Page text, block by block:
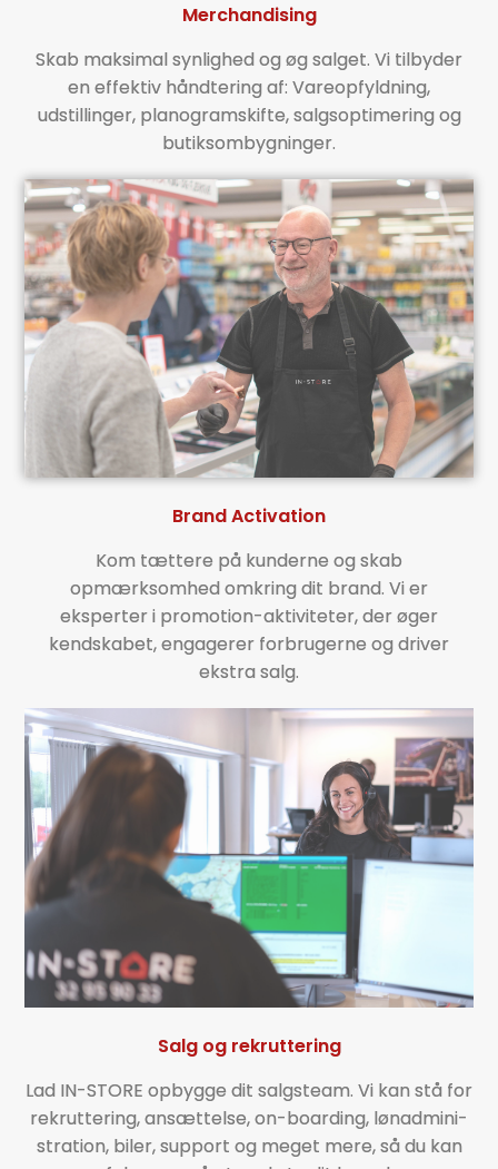
Merchandising
Skab maksimal synlighed og øg salget. Vi tilbyder
en effektiv håndtering af: Vareopfyldning,
udstillinger, planogramskifte, salgsoptimering og
butiksombygninger.
Brand Activation
Kom tættere på kunderne og skab
opmærksomhed omkring dit brand. Vi er
eksperter i promotion-aktiviteter, der øger
kendskabet, engagerer forbrugerne og driver
ekstra salg.
Salg og rekruttering
Lad IN-STORE opbygge dit salgsteam. Vi kan stå for
rekruttering, ansættelse, on-boarding, løn­admini­
stration, biler, support og meget mere, så du kan